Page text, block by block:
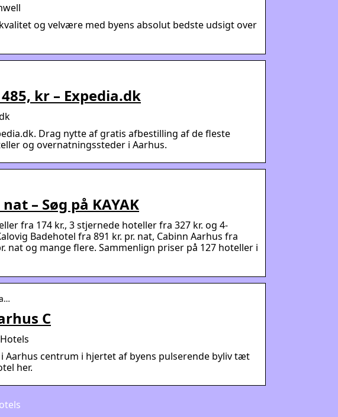
og velvære med byens absolut bedste udsigt over
kr – Expedia.dk
Drag nytte af gratis afbestilling af de fleste
og overnatningssteder i Aarhus.
– Søg på KAYAK
fra 174 kr., 3 stjernede hoteller fra 327 kr. og 4-
Badehotel fra 891 kr. pr. nat, Cabinn Aarhus fra
nat og mange flere. Sammenlign priser på 127 hoteller i
C
Aarhus centrum i hjertet af byens pulserende byliv tæt
her.